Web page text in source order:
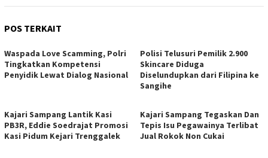
POS TERKAIT
Waspada Love Scamming, Polri
Tingkatkan Kompetensi
Penyidik Lewat Dialog Nasional
Polisi Telusuri Pemilik 2.900
Skincare Diduga
Diselundupkan dari Filipina ke
Sangihe
Kajari Sampang Lantik Kasi
PB3R, Eddie Soedrajat Promosi
Kasi Pidum Kejari Trenggalek
Kajari Sampang Tegaskan Dan
Tepis Isu Pegawainya Terlibat
Jual Rokok Non Cukai